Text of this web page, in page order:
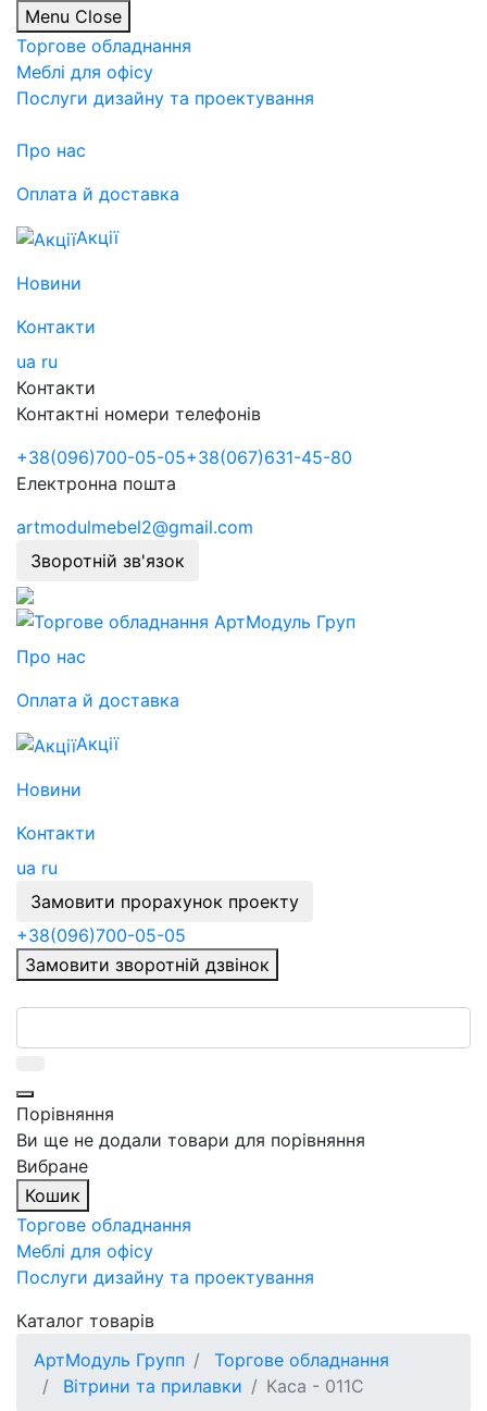
Menu Close
Торгове обладнання
Меблі для офісу
Послуги дизайну та проектування
Про нас
Оплата й доставка
Акції
Новини
Контакти
ua ru
Контакти
Контактні номери телефонів
+38(096)700-05-05+38(067)631-45-80
Електронна пошта
artmodulmebel2@gmail.com
Зворотній зв'язок
Про нас
Оплата й доставка
Акції
Новини
Контакти
ua ru
Замовити прорахунок проекту
+38(096)700-05-05
Замовити зворотній дзвінок
Порівняння
Ви ще не додали товари для порівняння
Вибране
Кошик
Торгове обладнання
Меблі для офісу
Послуги дизайну та проектування
Каталог товарів
АртМодуль Групп
Торгове обладнання
Вітрини та прилавки
Каса - 011С